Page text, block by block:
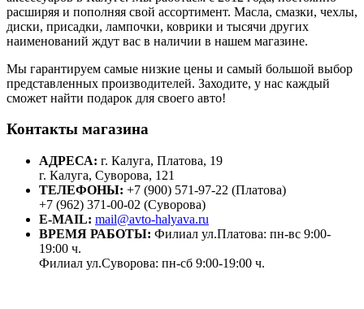
расширяя и пополняя свой ассортимент. Масла, смазки, чехлы,
диски, присадки, лампочки, коврики и тысячи других
наименований ждут вас в наличии в нашем магазине.
Мы гарантируем самые низкие цены и самый большой выбор
представленных производителей. Заходите, у нас каждый
сможет найти подарок для своего авто!
Контакты магазина
АДРЕСА: г. Калуга, Платова, 19
г. Калуга, Суворова, 121
ТЕЛЕФОНЫ: +7 (900) 571-97-22 (Платова)
+7 (962) 371-00-02 (Суворова)
E-MAIL: mail@avto-halyava.ru
ВРЕМЯ РАБОТЫ: Филиал ул.Платова: пн-вс 9:00-
19:00 ч.
Филиал ул.Суворова: пн-сб 9:00-19:00 ч.